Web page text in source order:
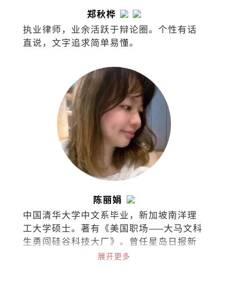
郑秋桦
执业律师，业余活跃于辩论圈。个性有话
直说，文字追求简单易懂。
陈丽娟
中国清华大学中文系毕业，新加坡南洋理
工大学硕士。著有《美国职场——大马文科
生勇闯硅谷科技大厂》。曾任星岛日报新
闻记者、美国加州圣荷西市议员办公室助
展开更多